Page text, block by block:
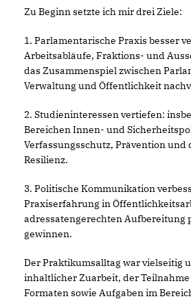
Zu Beginn setzte ich mir drei Ziele:
1. Parlamentarische Praxis besser
Arbeitsabläufe, Fraktions- und
das Zusammenspiel zwischen
Verwaltung und Öffentlichkeit
2. Studieninteressen vertiefen:
Bereichen Innen- und
Verfassungsschutz, Prävention und
Resilienz.
3. Politische Kommunikation
Praxiserfahrung in
adressatengerechten Aufbereitung
gewinnen.
Der Praktikumsalltag war vielseitig
inhaltlicher Zuarbeit, der
Formaten sowie Aufgaben im